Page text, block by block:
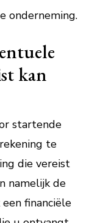
onderneming.
kan
startende
te
die vereist
namelijk de
financiële